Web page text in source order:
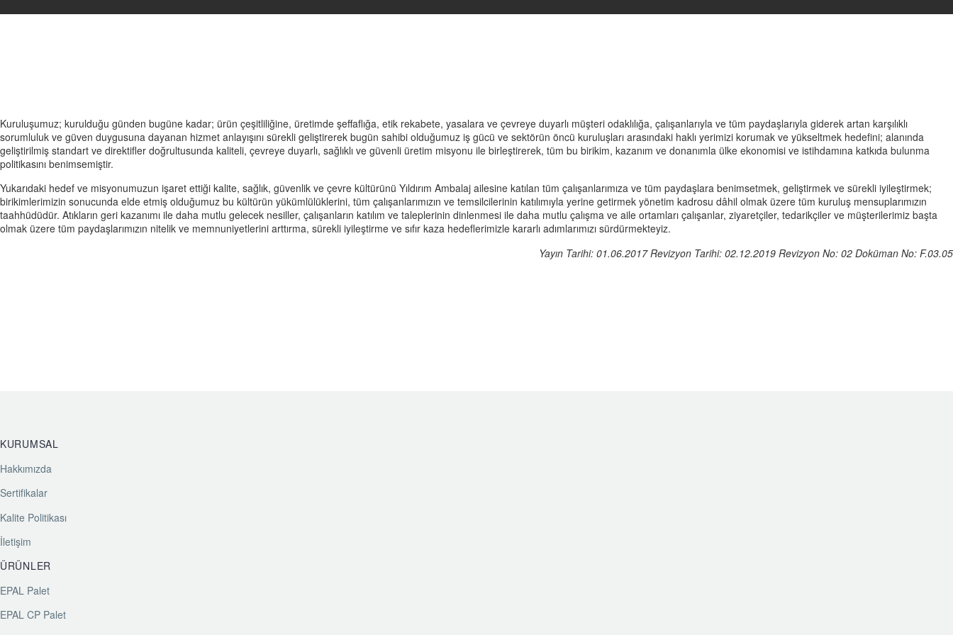
Kuruluşumuz; kurulduğu günden bugüne kadar; ürün çeşitliliğine, üretimde şeffaflığa, etik rekabete, yasalara ve çevreye duyarlı müşteri odaklılığa, çalışanlarıyla ve tüm paydaşlarıyla giderek artan karşılıklı
sorumluluk ve güven duygusuna dayanan hizmet anlayışını sürekli geliştirerek bugün sahibi olduğumuz iş gücü ve sektörün öncü kuruluşları arasındaki haklı yerimizi korumak ve yükseltmek hedefini; alanında
geliştirilmiş standart ve direktifler doğrultusunda kaliteli, çevreye duyarlı, sağlıklı ve güvenli üretim misyonu ile birleştirerek, tüm bu birikim, kazanım ve donanımla ülke ekonomisi ve istihdamına katkıda bulunma
politikasını benimsemiştir.
Yukarıdaki hedef ve misyonumuzun işaret ettiği kalite, sağlık, güvenlik ve çevre kültürünü Yıldırım Ambalaj ailesine katılan tüm çalışanlarımıza ve tüm paydaşlara benimsetmek, geliştirmek ve sürekli iyileştirmek;
birikimlerimizin sonucunda elde etmiş olduğumuz bu kültürün yükümlülüklerini, tüm çalışanlarımızın ve temsilcilerinin katılımıyla yerine getirmek yönetim kadrosu dâhil olmak üzere tüm kuruluş mensuplarımızın
taahhüdüdür. Atıkların geri kazanımı ile daha mutlu gelecek nesiller, çalışanların katılım ve taleplerinin dinlenmesi ile daha mutlu çalışma ve aile ortamları çalışanlar, ziyaretçiler, tedarikçiler ve müşterilerimiz başta
olmak üzere tüm paydaşlarımızın nitelik ve memnuniyetlerini arttırma, sürekli iyileştirme ve sıfır kaza hedeflerimizle kararlı adımlarımızı sürdürmekteyiz.
Yayın Tarihi: 01.06.2017 Revizyon Tarihi: 02.12.2019 Revizyon No: 02 Doküman No: F.03.05
KURUMSAL
Hakkımızda
Sertifikalar
Kalite Politikası
İletişim
ÜRÜNLER
EPAL Palet
EPAL CP Palet